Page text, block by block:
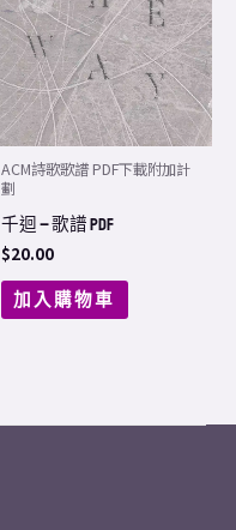
ACM詩歌歌譜 PDF下載附加計
劃
千迴 – 歌譜 PDF
$20.00
加入購物車